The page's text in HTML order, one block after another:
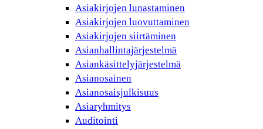
Asiakirjojen lunastaminen
Asiakirjojen luovuttaminen
Asiakirjojen siirtäminen
Asianhallintajärjestelmä
Asiankäsittelyjärjestelmä
Asianosainen
Asianosaisjulkisuus
Asiaryhmitys
Auditointi